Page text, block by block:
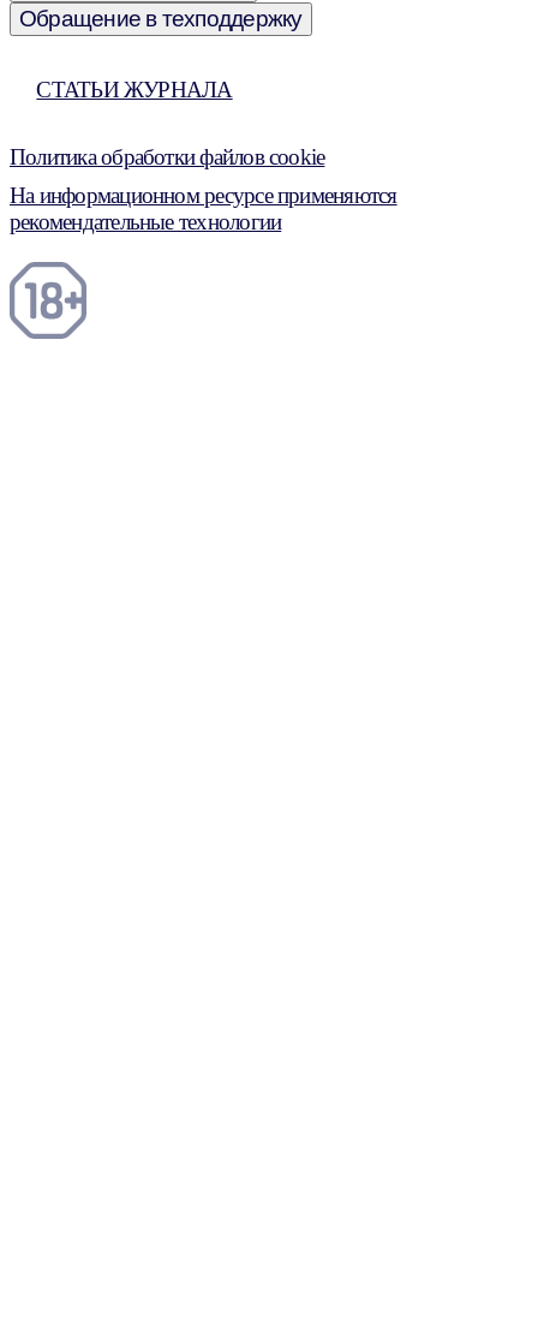
Обращение в техподдержку
СТАТЬИ ЖУРНАЛА
Политика обработки файлов cookie
На информационном ресурсе применяются
рекомендательные технологии